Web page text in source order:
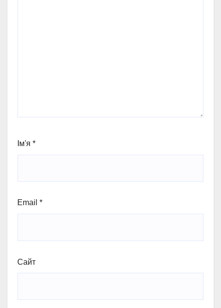
Ім'я *
Email *
Сайт